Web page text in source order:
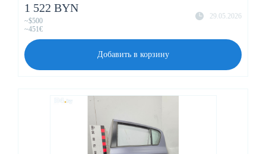
29.05.2026
1 522 BYN
~$500
~451€
Добавить в корзину